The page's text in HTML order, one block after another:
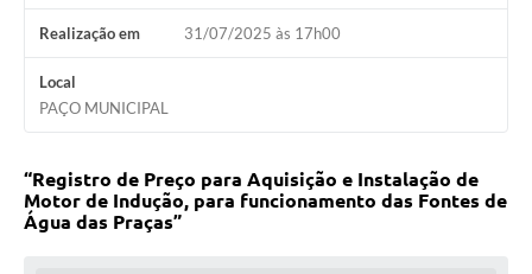
Realização em 31/07/2025 às 17h00
Local
PAÇO MUNICIPAL
“Registro de Preço para Aquisição e Instalação de
Motor de Indução, para funcionamento das Fontes de
Água das Praças”